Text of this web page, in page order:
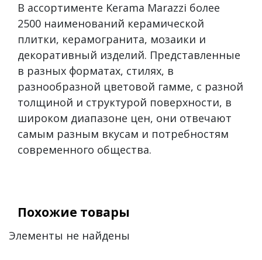
В ассортименте Kerama Marazzi более
2500 наименований керамической
плитки, керамогранита, мозаики и
декоративный изделий. Представленные
в разных форматах, стилях, в
разнообразной цветовой гамме, с разной
толщиной и структурой поверхности, в
широком диапазоне цен, они отвечают
самым разным вкусам и потребностям
современного общества.
Похожие товары
Элементы не найдены